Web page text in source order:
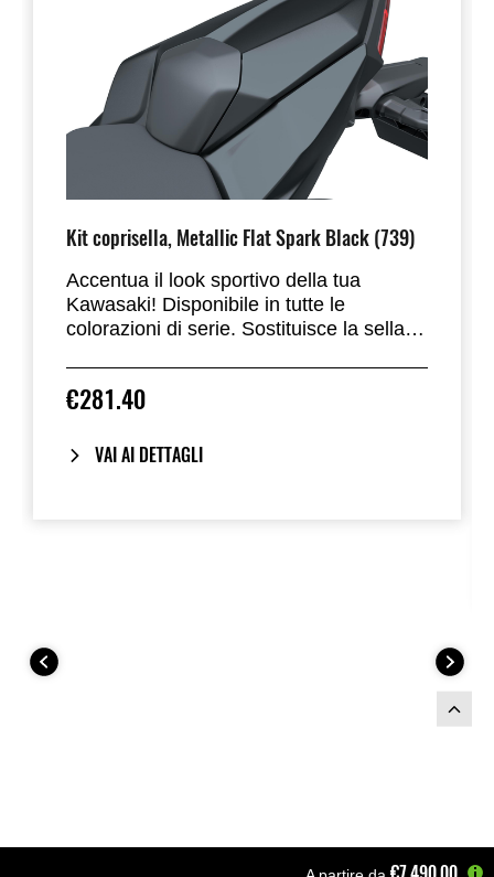
Kit coprisella, Metallic Flat Spark Black (739)
Accentua il look sportivo della tua
Kawasaki! Disponibile in tutte le
colorazioni di serie. Sostituisce la sella
€281.40
VAI AI DETTAGLI